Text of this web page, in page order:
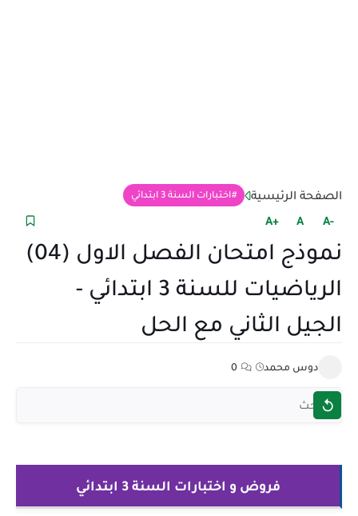
الصفحة الرئيسية اختبارات السنة 3 ابتدائي
+A A -A
نموذج امتحان الفصل الاول (04)
الرياضيات للسنة 3 ابتدائي -
الجيل الثاني مع الحل
دوس محمد 0
فروض و اختبارات السنة 3 ابتدائي